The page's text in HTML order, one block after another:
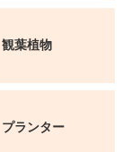
観葉植物
プランター